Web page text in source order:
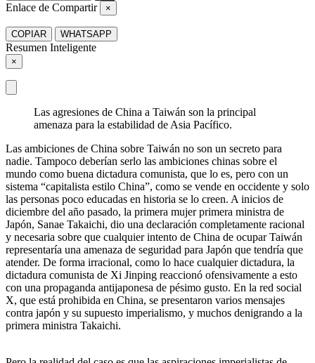
Enlace de Compartir ×
COPIAR WHATSAPP
Resumen Inteligente
×
Las agresiones de China a Taiwán son la principal
amenaza para la estabilidad de Asia Pacífico.
Las ambiciones de China sobre Taiwán no son un secreto para
nadie. Tampoco deberían serlo las ambiciones chinas sobre el
mundo como buena dictadura comunista, que lo es, pero con un
sistema “capitalista estilo China”, como se vende en occidente y solo
las personas poco educadas en historia se lo creen. A inicios de
diciembre del año pasado, la primera mujer primera ministra de
Japón, Sanae Takaichi, dio una declaración completamente racional
y necesaria sobre que cualquier intento de China de ocupar Taiwán
representaría una amenaza de seguridad para Japón que tendría que
atender. De forma irracional, como lo hace cualquier dictadura, la
dictadura comunista de Xi Jinping reaccionó ofensivamente a esto
con una propaganda antijaponesa de pésimo gusto. En la red social
X, que está prohibida en China, se presentaron varios mensajes
contra japón y su supuesto imperialismo, y muchos denigrando a la
primera ministra Takaichi.